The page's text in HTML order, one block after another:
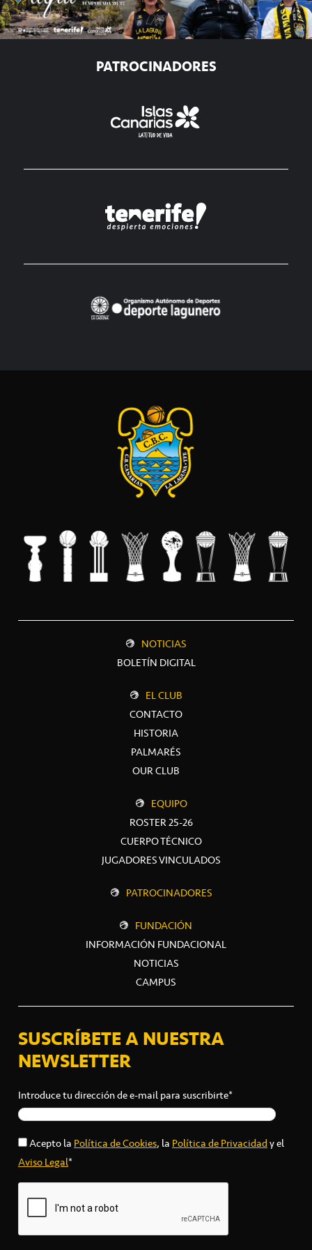
PATROCINADORES
NOTICIAS
BOLETÍN DIGITAL
EL CLUB
CONTACTO
HISTORIA
PALMARÉS
OUR CLUB
EQUIPO
ROSTER 25-26
CUERPO TÉCNICO
JUGADORES VINCULADOS
PATROCINADORES
FUNDACIÓN
INFORMACIÓN FUNDACIONAL
NOTICIAS
CAMPUS
SUSCRÍBETE A NUESTRA
NEWSLETTER
Introduce tu dirección de e-mail para suscribirte*
Acepto laPolítica de Cookies, laPolítica de Privacidady el
Aviso Legal*